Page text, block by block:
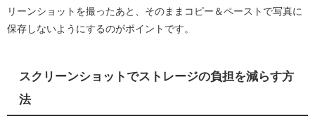
リーンショットを撮ったあと、そのままコピー＆ペーストで写真に
保存しないようにするのがポイントです。
スクリーンショットでストレージの負担を減らす方
法